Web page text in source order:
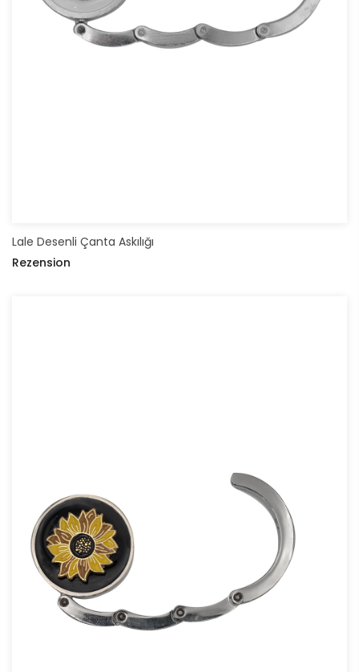
Lale Desenli Çanta Askılığı
Rezension